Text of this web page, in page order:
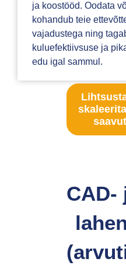
ja koostööd. Oodata
kohandub teie
vajadustega ning
kuluefektiivsuse ja
edu igal sammul.
CAD-